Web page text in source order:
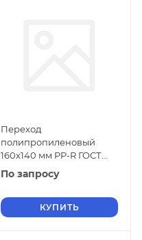
Переход
полипропиленовый
160х140 мм PP-R ГОСТ
32415-2013
По запросу
КУПИТЬ